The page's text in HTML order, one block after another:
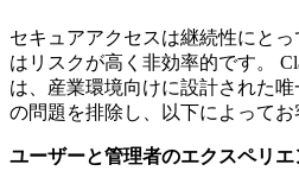
セキュアアクセスは継続性にと
はリスクが高く非効率的です。
は、産業環境向けに設計された
の問題を排除し、以下によってお
ユーザーと管理者のエクスペリ